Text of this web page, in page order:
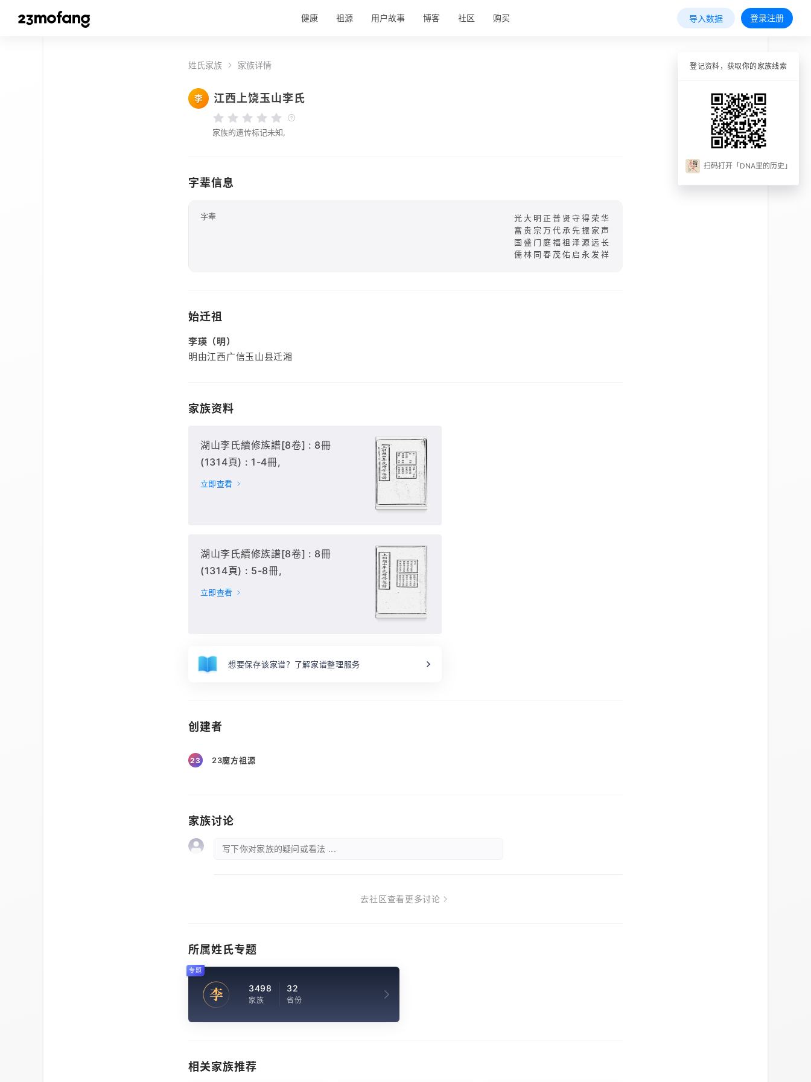
健康 祖源 用户故事 博客 社区 购买 导入数据 登录注册
姓氏家族 家族详情
李 江西上饶玉山李氏
家族的遗传标记未知,
字辈信息
字辈
光大明正普贤守得荣华
富贵宗万代承先振家声
国盛门庭福祖泽源远长
儒林同春茂佑启永发祥
始迁祖
李瑛（明）
明由江西广信玉山县迁湘
家族资料
湖山李氏續修族譜[8卷] : 8冊
(1314頁) : 1-4冊,
立即查看
湖山李氏續修族譜[8卷] : 8冊
(1314頁) : 5-8冊,
立即查看
想要保存该家谱？了解家谱整理服务
创建者
23 23魔方祖源
家族讨论
写下你对家族的疑问或看法 ...
去社区查看更多讨论
所属姓氏专题
李 3498
家族
32
省份
专题
相关家族推荐
登记资料，获取你的家族线索
扫码打开「DNA里的历史」